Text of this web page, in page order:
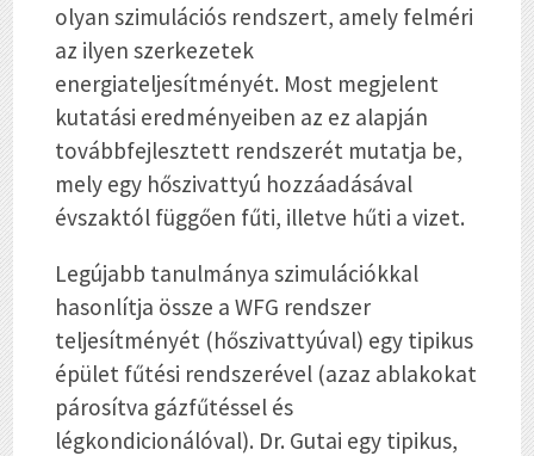
olyan szimulációs rendszert, amely felméri
az ilyen szerkezetek
energiateljesítményét. Most megjelent
kutatási eredményeiben az ez alapján
továbbfejlesztett rendszerét mutatja be,
mely egy hőszivattyú hozzáadásával
évszaktól függően fűti, illetve hűti a vizet.
Legújabb tanulmánya szimulációkkal
hasonlítja össze a WFG rendszer
teljesítményét (hőszivattyúval) egy tipikus
épület fűtési rendszerével (azaz ablakokat
párosítva gázfűtéssel és
légkondicionálóval). Dr. Gutai egy tipikus,